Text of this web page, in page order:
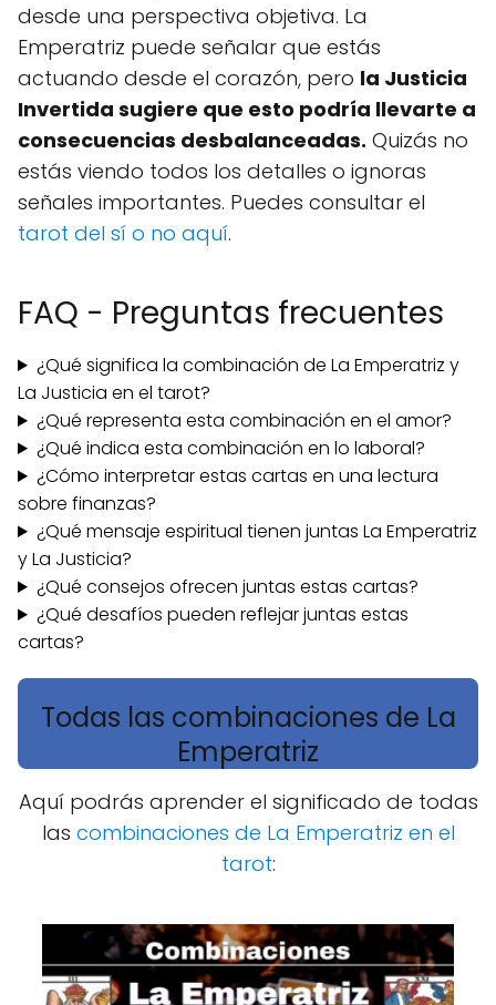
desde una perspectiva objetiva. La
Emperatriz puede señalar que estás
actuando desde el corazón, pero la Justicia
Invertida sugiere que esto podría llevarte a
consecuencias desbalanceadas. Quizás no
estás viendo todos los detalles o ignoras
señales importantes. Puedes consultar el
tarot del sí o no aquí.
FAQ - Preguntas frecuentes
¿Qué significa la combinación de La Emperatriz y
La Justicia en el tarot?
¿Qué representa esta combinación en el amor?
¿Qué indica esta combinación en lo laboral?
¿Cómo interpretar estas cartas en una lectura
sobre finanzas?
¿Qué mensaje espiritual tienen juntas La Emperatriz
y La Justicia?
¿Qué consejos ofrecen juntas estas cartas?
¿Qué desafíos pueden reflejar juntas estas
cartas?
Todas las combinaciones de La
Emperatriz
Aquí podrás aprender el significado de todas
las combinaciones de La Emperatriz en el
tarot: